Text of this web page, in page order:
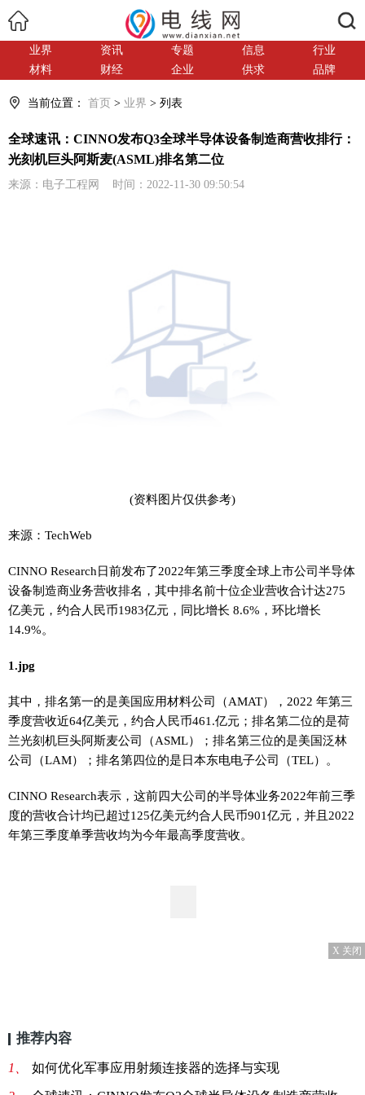
业界 资讯 专题 信息
行业
材料
财经 企业 供求 品牌
当前位置： 首页 > 业界 > 列表
全球速讯：CINNO发布Q3全球半导体设备制造商营收排行：
光刻机巨头阿斯麦(ASML)排名第二位
来源：电子工程网 时间：2022-11-30 09:50:54
(资料图片仅供参考)
来源：TechWeb
CINNO Research日前发布了2022年第三季度全球上市公司半导体
设备制造商业务营收排名，其中排名前十位企业营收合计达275
亿美元，约合人民币1983亿元，同比增长 8.6%，环比增长
14.9%。
1.jpg
其中，排名第一的是美国应用材料公司（AMAT），2022 年第三
季度营收近64亿美元，约合人民币461.亿元；排名第二位的是荷
兰光刻机巨头阿斯麦公司（ASML）；排名第三位的是美国泛林
公司（LAM）；排名第四位的是日本东电电子公司（TEL）。
CINNO Research表示，这前四大公司的半导体业务2022年前三季
度的营收合计均已超过125亿美元约合人民币901亿元，并且2022
年第三季度单季营收均为今年最高季度营收。
X 关闭
推荐内容
1、 如何优化军事应用射频连接器的选择与实现